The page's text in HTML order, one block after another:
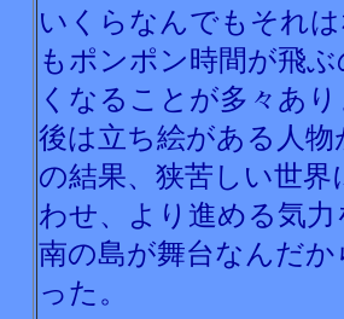
いくらなんでもそれ
もポンポン時間が飛
くなることが多々あ
後は立ち絵がある人
の結果、狭苦しい世
わせ、より進める気
南の島が舞台なんだ
った。